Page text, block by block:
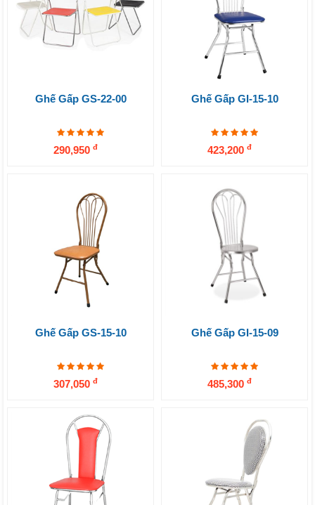
Ghế Gấp GS-22-00
290,950 đ
Ghế Gấp GI-15-10
423,200 đ
Ghế Gấp GS-15-10
307,050 đ
Ghế Gấp GI-15-09
485,300 đ